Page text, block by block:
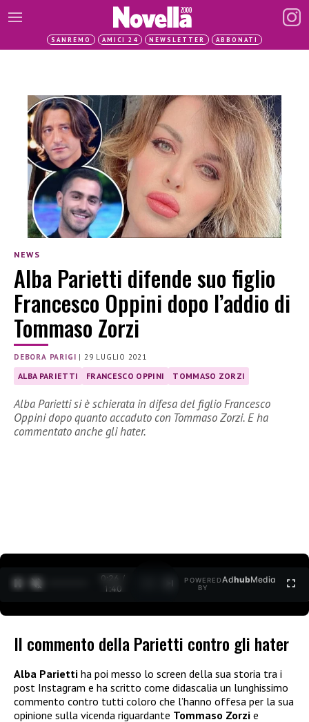
SANREMO AMICI 24 NEWSLETTER ABBONATI
NEWS
Alba Parietti difende suo figlio
Francesco Oppini dopo l’addio di
Tommaso Zorzi
DEBORA PARIGI | 29 LUGLIO 2021
ALBA PARIETTI FRANCESCO OPPINI TOMMASO ZORZI
Alba Parietti si è schierata in difesa del figlio Francesco
Oppini dopo quanto accaduto con Tommaso Zorzi. E ha
commentato anche gli hater.
0:27 /
1:40
POWERED
BY
AdhubMedia
Il commento della Parietti contro gli hater
Alba Parietti ha poi messo lo screen della sua storia tra i
post Instagram e ha scritto come didascalia un lunghissimo
commento contro tutti coloro che l’hanno offesa per la sua
opinione sulla vicenda riguardante Tommaso Zorzi e